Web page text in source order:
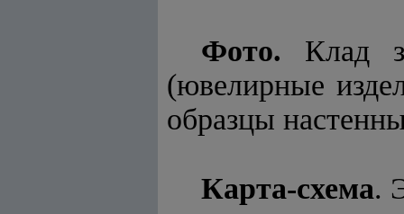
Фото. Клад
(ювелирные
образцы
Карта-схема.